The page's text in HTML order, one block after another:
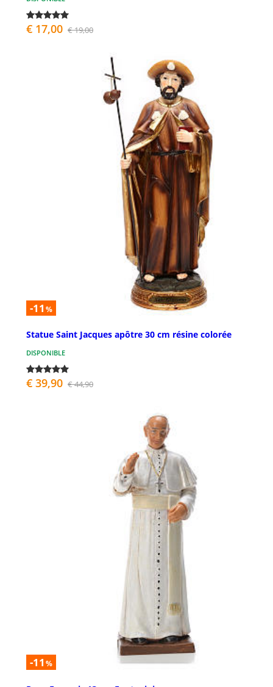
€ 17,00 € 19,00
-11 %
Statue Saint Jacques apôtre 30 cm résine colorée
DISPONIBLE
€ 39,90 € 44,90
-11 %